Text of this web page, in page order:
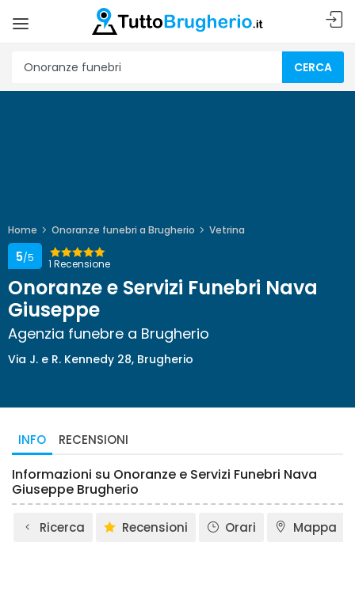
CERCA
Home Onoranze funebri a Brugherio Vetrina
1 Recensione
5/5
Onoranze e Servizi Funebri Nava
Giuseppe
Agenzia funebre a Brugherio
Via J. e R. Kennedy 28, Brugherio
INFO RECENSIONI
Informazioni su Onoranze e Servizi Funebri Nava
Giuseppe Brugherio
Ricerca Recensioni Orari Mappa